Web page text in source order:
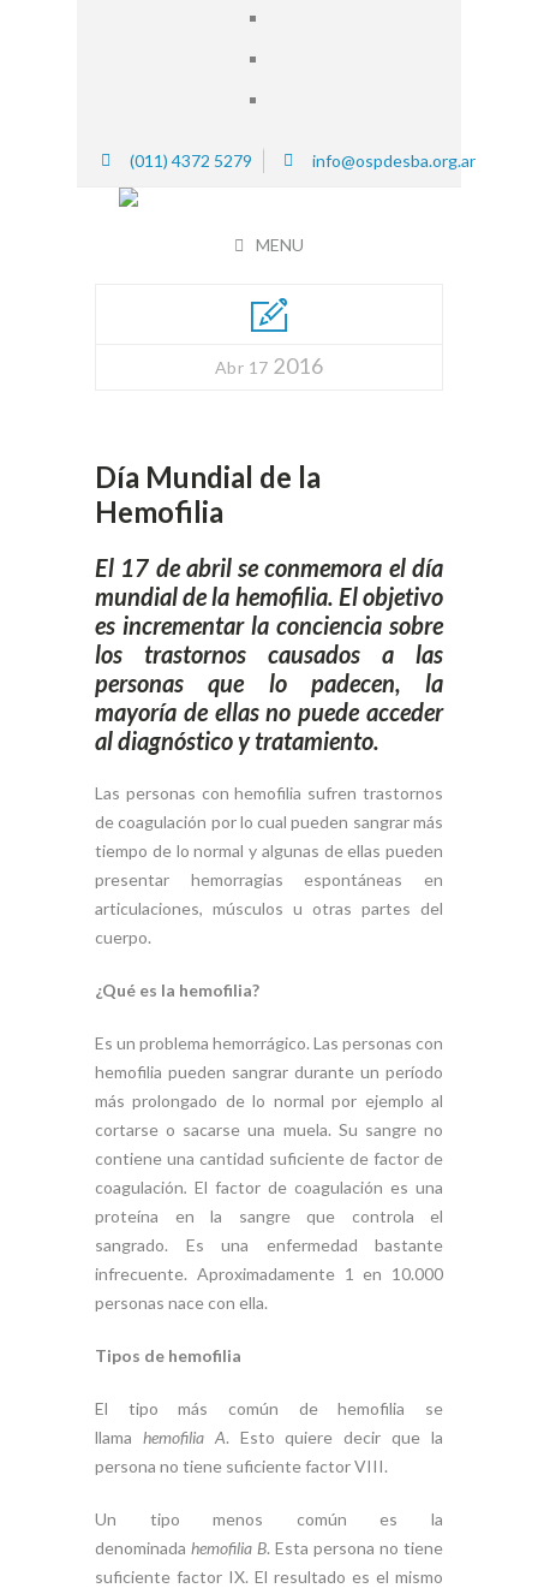
(011) 4372 5279 info@ospdesba.org.ar
MENU
Abr 17 2016
Día Mundial de la
Hemofilia
El 17 de abril se conmemora el día
mundial de la hemofilia. El objetivo
es incrementar la conciencia sobre
los trastornos causados a las
personas que lo padecen, la
mayoría de ellas no puede acceder
al diagnóstico y tratamiento.
Las personas con hemofilia sufren trastornos
de coagulación por lo cual pueden sangrar más
tiempo de lo normal y algunas de ellas pueden
presentar hemorragias espontáneas en
articulaciones, músculos u otras partes del
cuerpo.
¿Qué es la hemofilia?
Es un problema hemorrágico. Las personas con
hemofilia pueden sangrar durante un período
más prolongado de lo normal por ejemplo al
cortarse o sacarse una muela. Su sangre no
contiene una cantidad suficiente de factor de
coagulación. El factor de coagulación es una
proteína en la sangre que controla el
sangrado. Es una enfermedad bastante
infrecuente. Aproximadamente 1 en 10.000
personas nace con ella.
Tipos de hemofilia
El tipo más común de hemofilia se
llama hemofilia A. Esto quiere decir que la
persona no tiene suficiente factor VIII.
Un tipo menos común es la
denominada hemofilia B. Esta persona no tiene
suficiente factor IX. El resultado es el mismo